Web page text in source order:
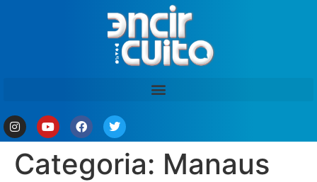
Categoria: Manaus